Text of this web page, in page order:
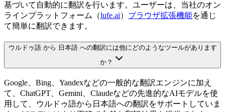
基づいて自動的に翻訳を行います。ユーザーは、当社のオン
ラインプラットフォーム（lufe.ai） ブラウザ拡張機能を通じ
て簡単に翻訳できます。
ウルドゥ語 から 日本語 への翻訳には他にどのようなツールがあります
か？
Google、Bing、Yandexなどの一般的な翻訳エンジンに加え
て、ChatGPT、Gemini、Claudeなどの先進的なAIモデルを使
用して、ウルドゥ語から日本語への翻訳をサポートしていま